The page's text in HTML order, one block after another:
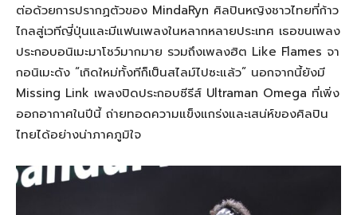
ต่อด้วยการปรากฏตัวของ MindaRyn ศิลปินหญิงชาวไทยที่ก้าว
ไกลสู่เวทีญี่ปุ่นและมีแฟนเพลงในหลากหลายประเทศ เธอขนเพลง
ประกอบอนิเมะมาโชว์มากมาย รวมถึงเพลงฮิต Like Flames จา
กอนิเมะดัง “เกิดใหม่ทั้งทีก็เป็นสไลม์ไปซะแล้ว” นอกจากนี้ยังมี
Missing Link เพลงปิดประกอบซีรีส์ Ultraman Omega ที่เพิ่ง
ออกอากาศในปีนี้ ถ่ายทอดความแข็งแกร่งและเสน่ห์ของศิลปิน
ไทยได้อย่างน่าภาคภูมิใจ